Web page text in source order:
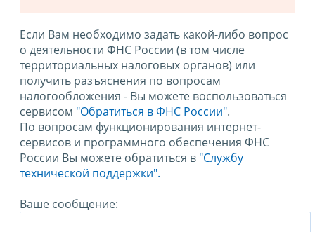
Если Вам необходимо задать какой-либо вопрос
о деятельности ФНС России (в том числе
территориальных налоговых органов) или
получить разъяснения по вопросам
налогообложения - Вы можете воспользоваться
сервисом "Обратиться в ФНС России".
По вопросам функционирования интернет-
сервисов и программного обеспечения ФНС
России Вы можете обратиться в "Службу
технической поддержки".
Ваше сообщение: